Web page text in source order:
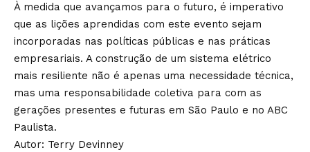
À medida que avançamos para o futuro, é imperativo
que as lições aprendidas com este evento sejam
incorporadas nas políticas públicas e nas práticas
empresariais. A construção de um sistema elétrico
mais resiliente não é apenas uma necessidade técnica,
mas uma responsabilidade coletiva para com as
gerações presentes e futuras em São Paulo e no ABC
Paulista.
Autor: Terry Devinney